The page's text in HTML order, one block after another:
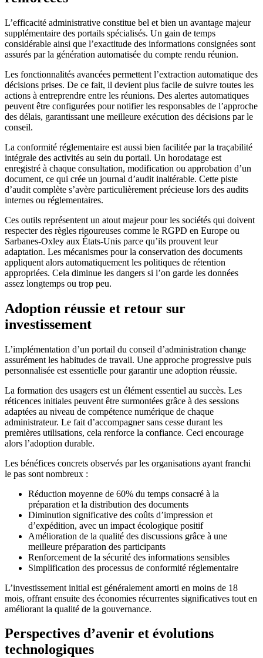
L’efficacité administrative constitue bel et bien un avantage majeur
supplémentaire des portails spécialisés. Un gain de temps
considérable ainsi que l’exactitude des informations consignées sont
assurés par la génération automatisée du compte rendu réunion.
Les fonctionnalités avancées permettent l’extraction automatique des
décisions prises. De ce fait, il devient plus facile de suivre toutes les
actions à entreprendre entre les réunions. Des alertes automatiques
peuvent être configurées pour notifier les responsables de l’approche
des délais, garantissant une meilleure exécution des décisions par le
conseil.
La conformité réglementaire est aussi bien facilitée par la traçabilité
intégrale des activités au sein du portail. Un horodatage est
enregistré à chaque consultation, modification ou approbation d’un
document, ce qui crée un journal d’audit inaltérable. Cette piste
d’audit complète s’avère particulièrement précieuse lors des audits
internes ou réglementaires.
Ces outils représentent un atout majeur pour les sociétés qui doivent
respecter des règles rigoureuses comme le RGPD en Europe ou
Sarbanes-Oxley aux États-Unis parce qu’ils prouvent leur
adaptation. Les mécanismes pour la conservation des documents
appliquent alors automatiquement les politiques de rétention
appropriées. Cela diminue les dangers si l’on garde les données
assez longtemps ou trop peu.
Adoption réussie et retour sur
investissement
L’implémentation d’un portail du conseil d’administration change
assurément les habitudes de travail. Une approche progressive puis
personnalisée est essentielle pour garantir une adoption réussie.
La formation des usagers est un élément essentiel au succès. Les
réticences initiales peuvent être surmontées grâce à des sessions
adaptées au niveau de compétence numérique de chaque
administrateur. Le fait d’accompagner sans cesse durant les
premières utilisations, cela renforce la confiance. Ceci encourage
alors l’adoption durable.
Les bénéfices concrets observés par les organisations ayant franchi
le pas sont nombreux :
Réduction moyenne de 60% du temps consacré à la
préparation et la distribution des documents
Diminution significative des coûts d’impression et
d’expédition, avec un impact écologique positif
Amélioration de la qualité des discussions grâce à une
meilleure préparation des participants
Renforcement de la sécurité des informations sensibles
Simplification des processus de conformité réglementaire
L’investissement initial est généralement amorti en moins de 18
mois, offrant ensuite des économies récurrentes significatives tout en
améliorant la qualité de la gouvernance.
Perspectives d’avenir et évolutions
technologiques